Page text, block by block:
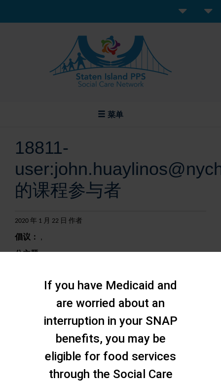
菜单
18811-
的课程参与者
2020 年 1 月 22 日 作者
倡议： ,
分主题：,
If you have Medicaid and
are worried about an
interruption in your SNAP
benefits, you may be
eligible for food services
through the Social Care